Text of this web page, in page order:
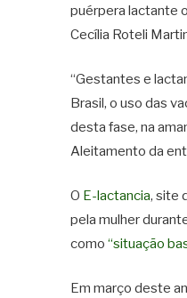
puérpera lactante
Cecília Roteli
“Gestantes e
Brasil, o uso das
desta fase, na
Aleitamento da
O E-lactancia, site
pela mulher
como “situação
Em março deste